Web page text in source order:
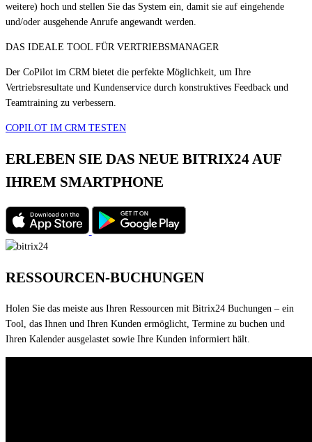
weitere) hoch und stellen Sie das System ein, damit sie auf eingehende
und/oder ausgehende Anrufe angewandt werden.
DAS IDEALE TOOL FÜR VERTRIEBSMANAGER
Der CoPilot im CRM bietet die perfekte Möglichkeit, um Ihre
Vertriebsresultate und Kundenservice durch konstruktives Feedback und
Teamtraining zu verbessern.
COPILOT IM CRM TESTEN
ERLEBEN SIE DAS NEUE BITRIX24 AUF
IHREM SMARTPHONE
RESSOURCEN-BUCHUNGEN
Holen Sie das meiste aus Ihren Ressourcen mit Bitrix24 Buchungen – ein
Tool, das Ihnen und Ihren Kunden ermöglicht, Termine zu buchen und
Ihren Kalender ausgelastet sowie Ihre Kunden informiert hält.